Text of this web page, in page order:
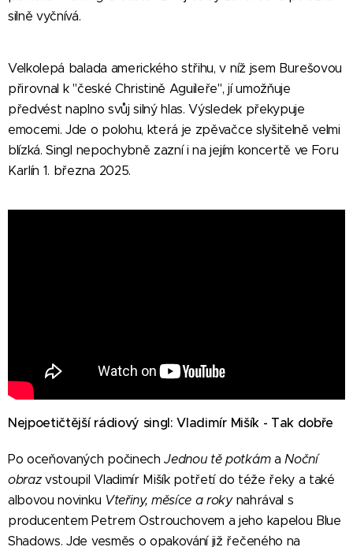
silně vyčnívá.
Velkolepá balada amerického střihu, v níž jsem Burešovou
přirovnal k "české Christině Aguileře", jí umožňuje
předvést naplno svůj silný hlas. Výsledek překypuje
emocemi. Jde o polohu, která je zpěvačce slyšitelně velmi
blízká. Singl nepochybně zazní i na jejím koncertě ve Foru
Karlín 1. března 2025.
Nejpoetičtější rádiový singl: Vladimír Mišík - Tak dobře
Po oceňovaných počinechJednou tě potkámaNoční
obrazvstoupil Vladimír Mišík potřetí do téže řeky a také
albovou novinku Vteřiny, měsíce a rokynahrával s
producentem Petrem Ostrouchovem a jeho kapelou Blue
Shadows. Jde vesměs o opakování již řečeného na